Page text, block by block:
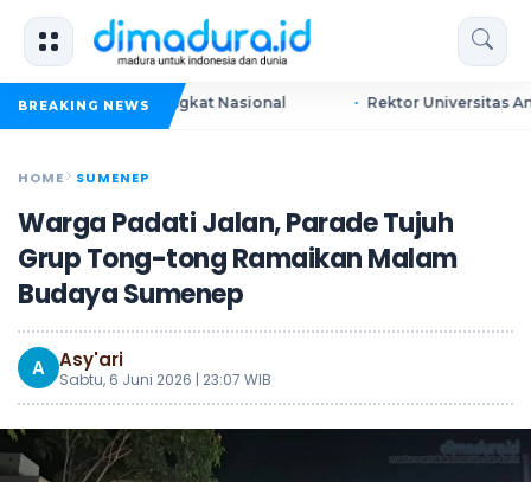
BREAKING NEWS
Tiket ke Tingkat Nasional Rektor Universitas
HOME SUMENEP
Warga Padati Jalan, Parade Tujuh
Grup Tong-tong Ramaikan Malam
Budaya Sumenep
A Asy'ari
Sabtu, 6 Juni 2026 | 23:07 WIB